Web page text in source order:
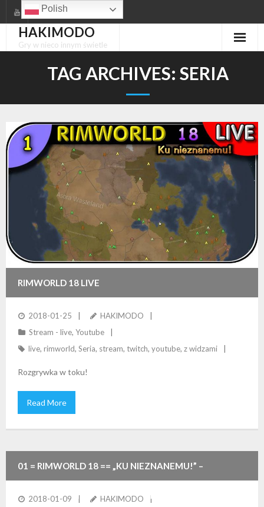
to
contentHAKIMODO
Gry w nieco innym świetle
TAG ARCHIVES: SERIA
RIMWORLD 18 LIVE
2018-01-25
HAKIMODO
Stream - live, Youtube
live, rimworld, Seria, stream, twitch, youtube, z widzami
Rozgrywka w toku!
Read More
01 = RIMWORLD 18 == „KU NIEZNANEMU!” –
ZAPOWIEDŹ NOWEJ SERII ODCINKÓW STREAMU LIVE
2018-01-09
HAKIMODO
Polish